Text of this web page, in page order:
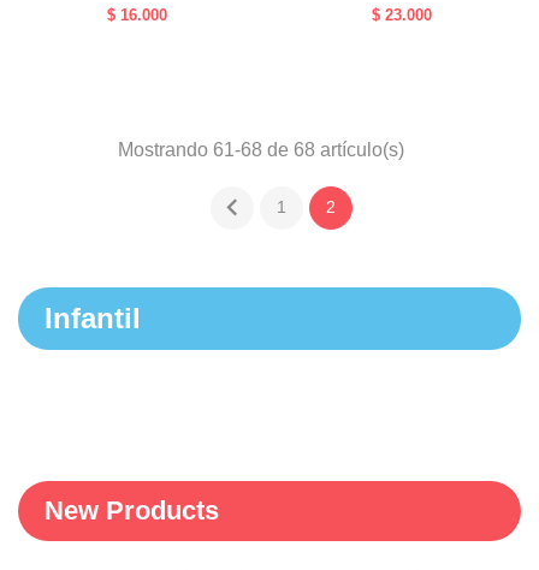
Precio
$ 16.000 Precio
$ 23.000
Mostrando 61-68 de 68 artículo(s)
 1 2
Infantil
New Products